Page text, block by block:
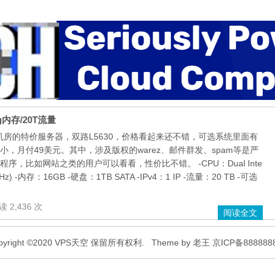
存/20T流量
的特价服务器，双路L5630，价格看起来还不错，可选系统里面有
，月付49美元。其中，涉及版权的warez、邮件群发、spam等是严
序，比如网站之类的用户可以看看，性价比不错。 -CPU：Dual Inte
-内存：16GB -硬盘：1TB SATA -IPv4：1 IP -流量：20 TB -可选
2,436 次
阅读全文
©2020 VPS天空 保留所有权利. Theme by 老王 京ICP备